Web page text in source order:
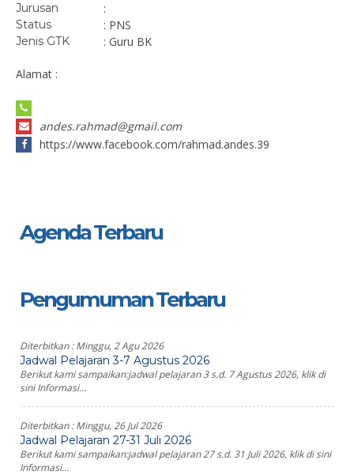
Jurusan :
Status : PNS
Jenis GTK : Guru BK
Alamat :
andes.rahmad@gmail.com
https://www.facebook.com/rahmad.andes.39
Agenda Terbaru
Pengumuman Terbaru
Diterbitkan :Minggu, 2 Agu 2026
Jadwal Pelajaran 3-7 Agustus 2026
Berikut kami sampaikan:jadwal pelajaran 3 s.d. 7 Agustus 2026, klik di
sini Informasi...
Diterbitkan :Minggu, 26 Jul 2026
Jadwal Pelajaran 27-31 Juli 2026
Berikut kami sampaikan:jadwal pelajaran 27 s.d. 31 Juli 2026, klik di sini
Informasi...